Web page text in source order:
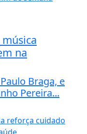
na
Braga, e
Pereira...